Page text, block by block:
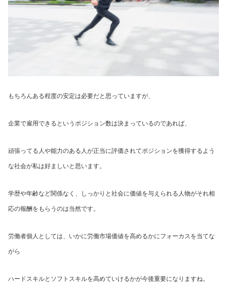
もちろんある程度の安定は必要だと思っていますが、
企業で雇用できるというポジション数は決まっているのであれば、
頑張ってる人や能力のある人が正当に評価されてポジションを獲得するよう
な社会が私は好ましいと思います。
学歴や年齢など関係なく、しっかりと社会に価値を与えられる人物がそれ相
応の報酬をもらうのは当然です。
労働者個人としては、いかに労働市場価値を高めるかにフォーカスを当てな
がら
ハードスキルとソフトスキルを高めていけるかが今後重要になりますね。